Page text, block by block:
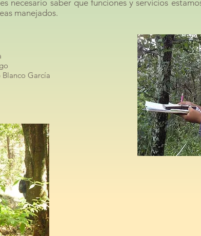
necesario saber que funciones y servicios
manejados.
Blanco García